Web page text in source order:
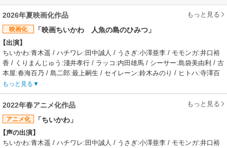
2026年夏映画化作品 もっと見る
映画化 「映画ちいかわ 人魚の島のひみつ」
出演】
ちいかわ:青木遥 / ハチワレ:田中誠人 / うさぎ:小澤亜李 / モモンガ:井口裕
香 / くりまんじゅう:淺井孝行 / ラッコ:内田雄馬 / シーサー:島袋美由利 / 古
本屋:春海百乃 / 島二郎:最上嗣生 / セイレーン:鈴木みのり / ヒトハ:寺澤百
花 / フタバ:鈴代紗弓
あらすじ】
ある日、ちいかわとハチワレが広場でくつろいでいると、突如として顔に
チラシを貼り付けたうさぎがやって来る。ハチワレがそのチラシを確認す
ると、それは「特別な島へご招待」と書かれた招待状であった。「島での
カンタンな討伐で100倍の報酬をもらおう」「限定島ラーメンに限定スイー
ツ、甘いもの辛いもの全部実質無料」といった言葉に釣られ、島合宿に行
もっと見る
2022年春アニメ化作品 もっと見る
アニメ化 「ちいかわ」
声の出演】
ちいかわ:青木遥 / ハチワレ:田中誠人 / うさぎ:小澤亜李 / モモンガ:井口裕